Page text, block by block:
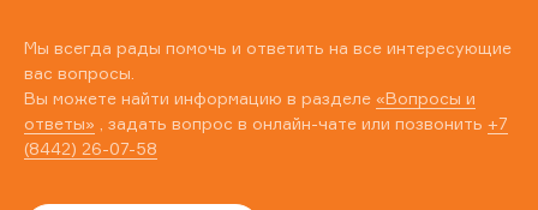
Мы всегда рады помочь и ответить на все интересующие
вас вопросы.
Вы можете найти информацию в разделе «Вопросы и
ответы» , задать вопрос в онлайн-чате или позвонить +7
(8442) 26-07-58